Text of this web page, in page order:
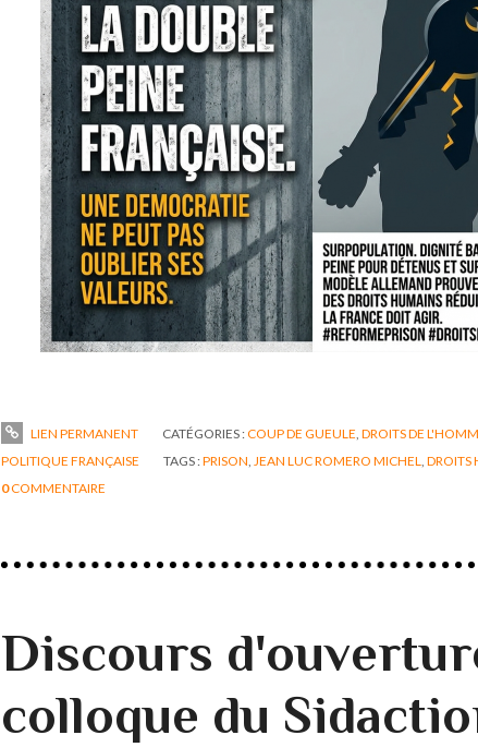
LIEN PERMANENT CATÉGORIES :COUP DE GUEULE, DROITS DE
POLITIQUE FRANÇAISE
TAGS :PRISON, JEAN LUC ROMERO MICHEL, DROITS
0COMMENTAIRE
Discours
colloque du